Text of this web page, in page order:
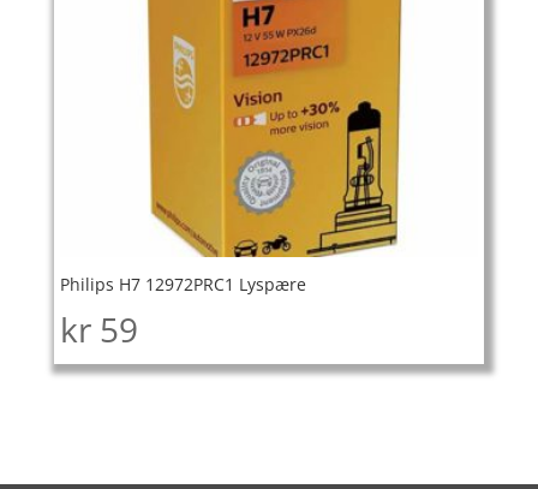
Philips H7 12972PRC1 Lyspære
kr 59